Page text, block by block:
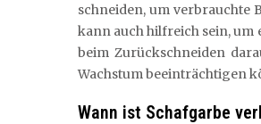
schneiden, um verbrauchte
kann auch hilfreich sein, um
beim Zurückschneiden
Wachstum beeinträchtigen
Wann ist Schafgarbe